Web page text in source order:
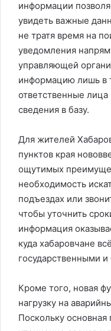
информации
увидеть важные
не тратя время на
уведомления
управляющей
информацию лишь в
ответственные
сведения в базу.
Для жителей
пунктов края
ощутимых
необходимость
подъездах или
чтобы уточнить
информация
куда хабаровчане
государственными
Кроме того, новая
нагрузку на
Поскольку